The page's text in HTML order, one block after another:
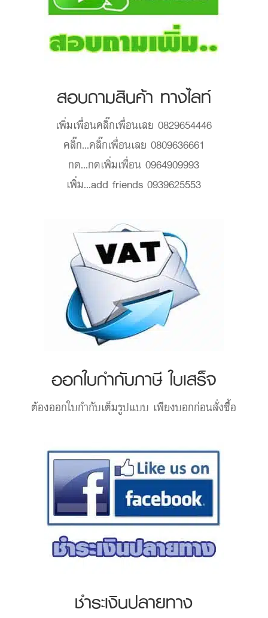
สอบถามสินค้า ทางไลท์
เพิ่มเพื่อนคลิ๊กเพื่อนเลย 0829654446
คลิ๊ก...คลิ๊กเพื่อนเลย 0809636661
กด...กดเพิ่มเพื่อน 0964909993
เพิ่ม...add friends 0939625553
ออกใบกำกับภาษี ใบเสร็จ
ต้องออกใบกำกับเต็มรูปแบบ เพียงบอกก่อนสั่งซื้อ
ชำระเงินปลายทาง